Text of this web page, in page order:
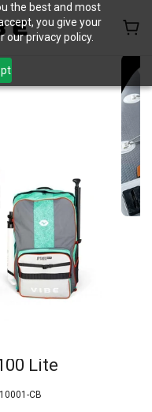
the best and most
you give your
our privacy policy.
Lite
CB